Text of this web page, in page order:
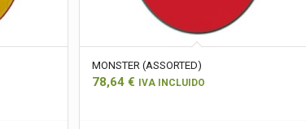
MONSTER (ASSORTED)
78,64 € IVA INCLUIDO